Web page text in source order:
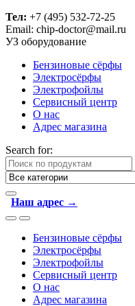
Тел: +7 (495) 532-72-25
Email: chip-doctor@mail.ru
УЗ оборудование
Бензиновые сёрфы
Электросёрфы
Электрофойлы
Сервисный центр
О нас
Адрес магазина
Search for:
Наш адрес →
Бензиновые сёрфы
Электросёрфы
Электрофойлы
Сервисный центр
О нас
Адрес магазина